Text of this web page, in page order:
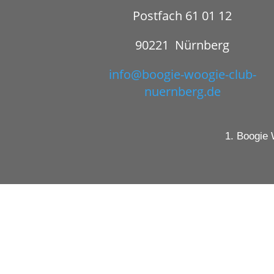
Postfach 61 01 12
90221 Nürnberg
info@boogie-woogie-club-
nuernberg.de
1. Boogie